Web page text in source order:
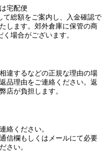
宅配便
て総額をご案内し、入金確認で
します。郊外倉庫に保管の商
場合がございます。
違するなどの正規な理由の場
品理由をご連絡ください。返
店が負担します。
絡ください。
信欄もしくはメールにて必要
さい。